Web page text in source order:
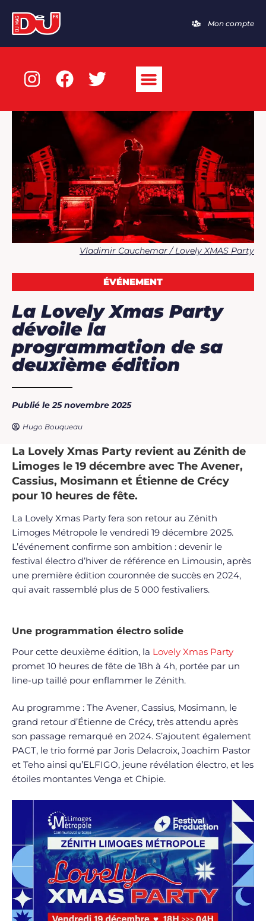
Mon compte
Vladimir Cauchemar / Lovely XMAS Party
ÉVÉNEMENT
La Lovely Xmas Party
dévoile la
programmation de sa
deuxième édition
Publié le 25 novembre 2025
Hugo Bouqueau
La Lovely Xmas Party revient au Zénith de
Limoges le 19 décembre avec The Avener,
Cassius, Mosimann et Étienne de Crécy
pour 10 heures de fête.
La Lovely Xmas Party fera son retour au Zénith
Limoges Métropole le vendredi 19 décembre 2025.
L’événement confirme son ambition : devenir le
festival électro d’hiver de référence en Limousin, après
une première édition couronnée de succès en 2024,
qui avait rassemblé plus de 5 000 festivaliers.
Une programmation électro solide
Pour cette deuxième édition, la Lovely Xmas Party
promet 10 heures de fête de 18h à 4h, portée par un
line-up taillé pour enflammer le Zénith.
Au programme : The Avener, Cassius, Mosimann, le
grand retour d’Étienne de Crécy, très attendu après
son passage remarqué en 2024. S’ajoutent également
PACT, le trio formé par Joris Delacroix, Joachim Pastor
et Teho ainsi qu’ELFIGO, jeune révélation électro, et les
étoiles montantes Venga et Chipie.